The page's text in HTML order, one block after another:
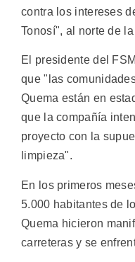
contra los intereses
Tonosí", al norte de
El presidente del
que "las
Quema están en
que la compañía
proyecto con la
limpieza".
En los primeros
5.000 habitantes de
Quema hicieron
carreteras y se